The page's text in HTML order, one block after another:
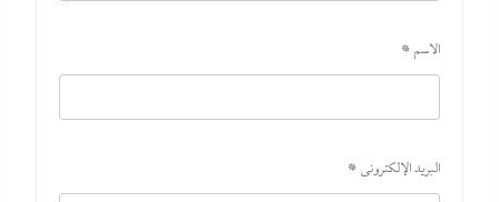
الاسم *
البريد الإلكتروني *